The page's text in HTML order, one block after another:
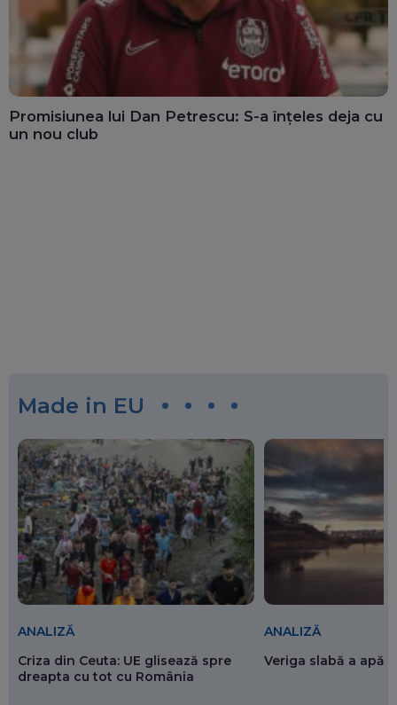
Promisiunea lui Dan Petrescu: S-a înțeles deja cu
un nou club
Made in EU
ANALIZĂ
Criza din Ceuta: UE glisează spre
dreapta cu tot cu România
ANALIZĂ
Veriga slabă a